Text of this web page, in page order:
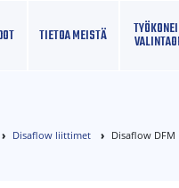
TIETOA MEISTÄ
Disaflow liittimet Disaflow